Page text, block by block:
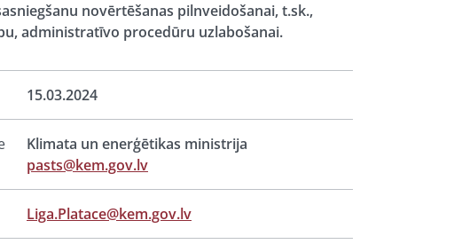
novērtēšanas pilnveidošanai, t.sk.,
administratīvo procedūru uzlabošanai.
15.03.2024
Klimata un enerģētikas ministrija
pasts@kem.gov.lv
Liga.Platace@kem.gov.lv